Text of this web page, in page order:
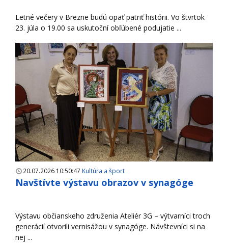
Letné večery v Brezne budú opäť patriť histórii. Vo štvrtok
23. júla o 19.00 sa uskutoční obľúbené podujatie ...
20.07.2026 10:50:47 Kultúra a šport
Navštívte výstavu obrazov v synagóge
Výstavu občianskeho združenia Ateliér 3G – výtvarníci troch
generácií otvorili vernisážou v synagóge. Návštevníci si na
nej ...